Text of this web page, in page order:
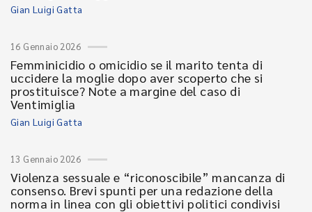
Gian Luigi Gatta
16 Gennaio 2026
Femminicidio o omicidio se il marito tenta di
uccidere la moglie dopo aver scoperto che si
prostituisce? Note a margine del caso di
Ventimiglia
Gian Luigi Gatta
13 Gennaio 2026
Violenza sessuale e “riconoscibile” mancanza di
consenso. Brevi spunti per una redazione della
norma in linea con gli obiettivi politici condivisi